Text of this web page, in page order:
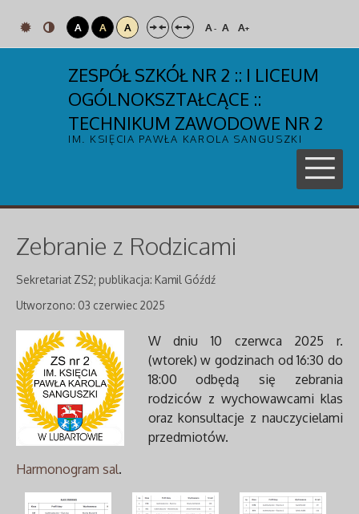
A A A A- A A+
ZESPÓŁ SZKÓŁ NR 2 :: I LICEUM
OGÓLNOKSZTAŁCĄCE ::
TECHNIKUM ZAWODOWE NR 2
IM. KSIĘCIA PAWŁA KAROLA SANGUSZKI
Zebranie z Rodzicami
Sekretariat ZS2; publikacja: Kamil Góźdź
Utworzono: 03 czerwiec 2025
W dniu 10 czerwca 2025 r.
(wtorek) w godzinach od 16:30 do
18:00 odbędą się zebrania
rodziców z wychowawcami klas
oraz konsultacje z nauczycielami
przedmiotów.
Harmonogram sal.